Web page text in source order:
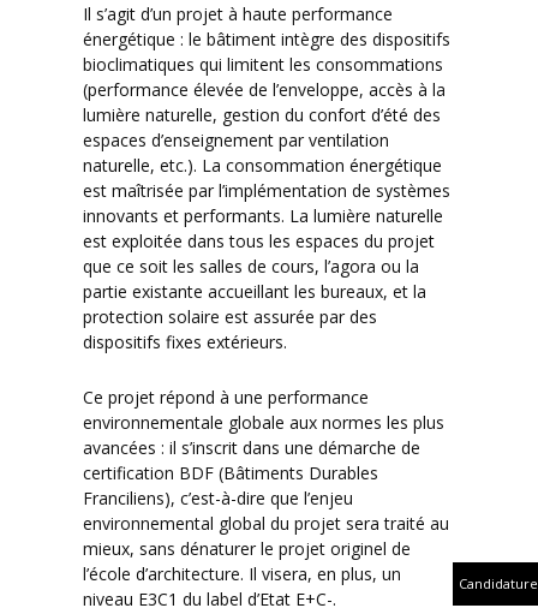
Il s’agit d’un projet à haute performance
énergétique : le bâtiment intègre des dispositifs
bioclimatiques qui limitent les consommations
(performance élevée de l’enveloppe, accès à la
lumière naturelle, gestion du confort d’été des
espaces d’enseignement par ventilation
naturelle, etc.). La consommation énergétique
est maîtrisée par l’implémentation de systèmes
innovants et performants. La lumière naturelle
est exploitée dans tous les espaces du projet
que ce soit les salles de cours, l’agora ou la
partie existante accueillant les bureaux, et la
protection solaire est assurée par des
dispositifs fixes extérieurs.
Ce projet répond à une performance
environnementale globale aux normes les plus
avancées : il s’inscrit dans une démarche de
certification BDF (Bâtiments Durables
Franciliens), c’est-à-dire que l’enjeu
environnemental global du projet sera traité au
mieux, sans dénaturer le projet originel de
l’école d’architecture. Il visera, en plus, un
niveau E3C1 du label d’Etat E+C-.
Candidature